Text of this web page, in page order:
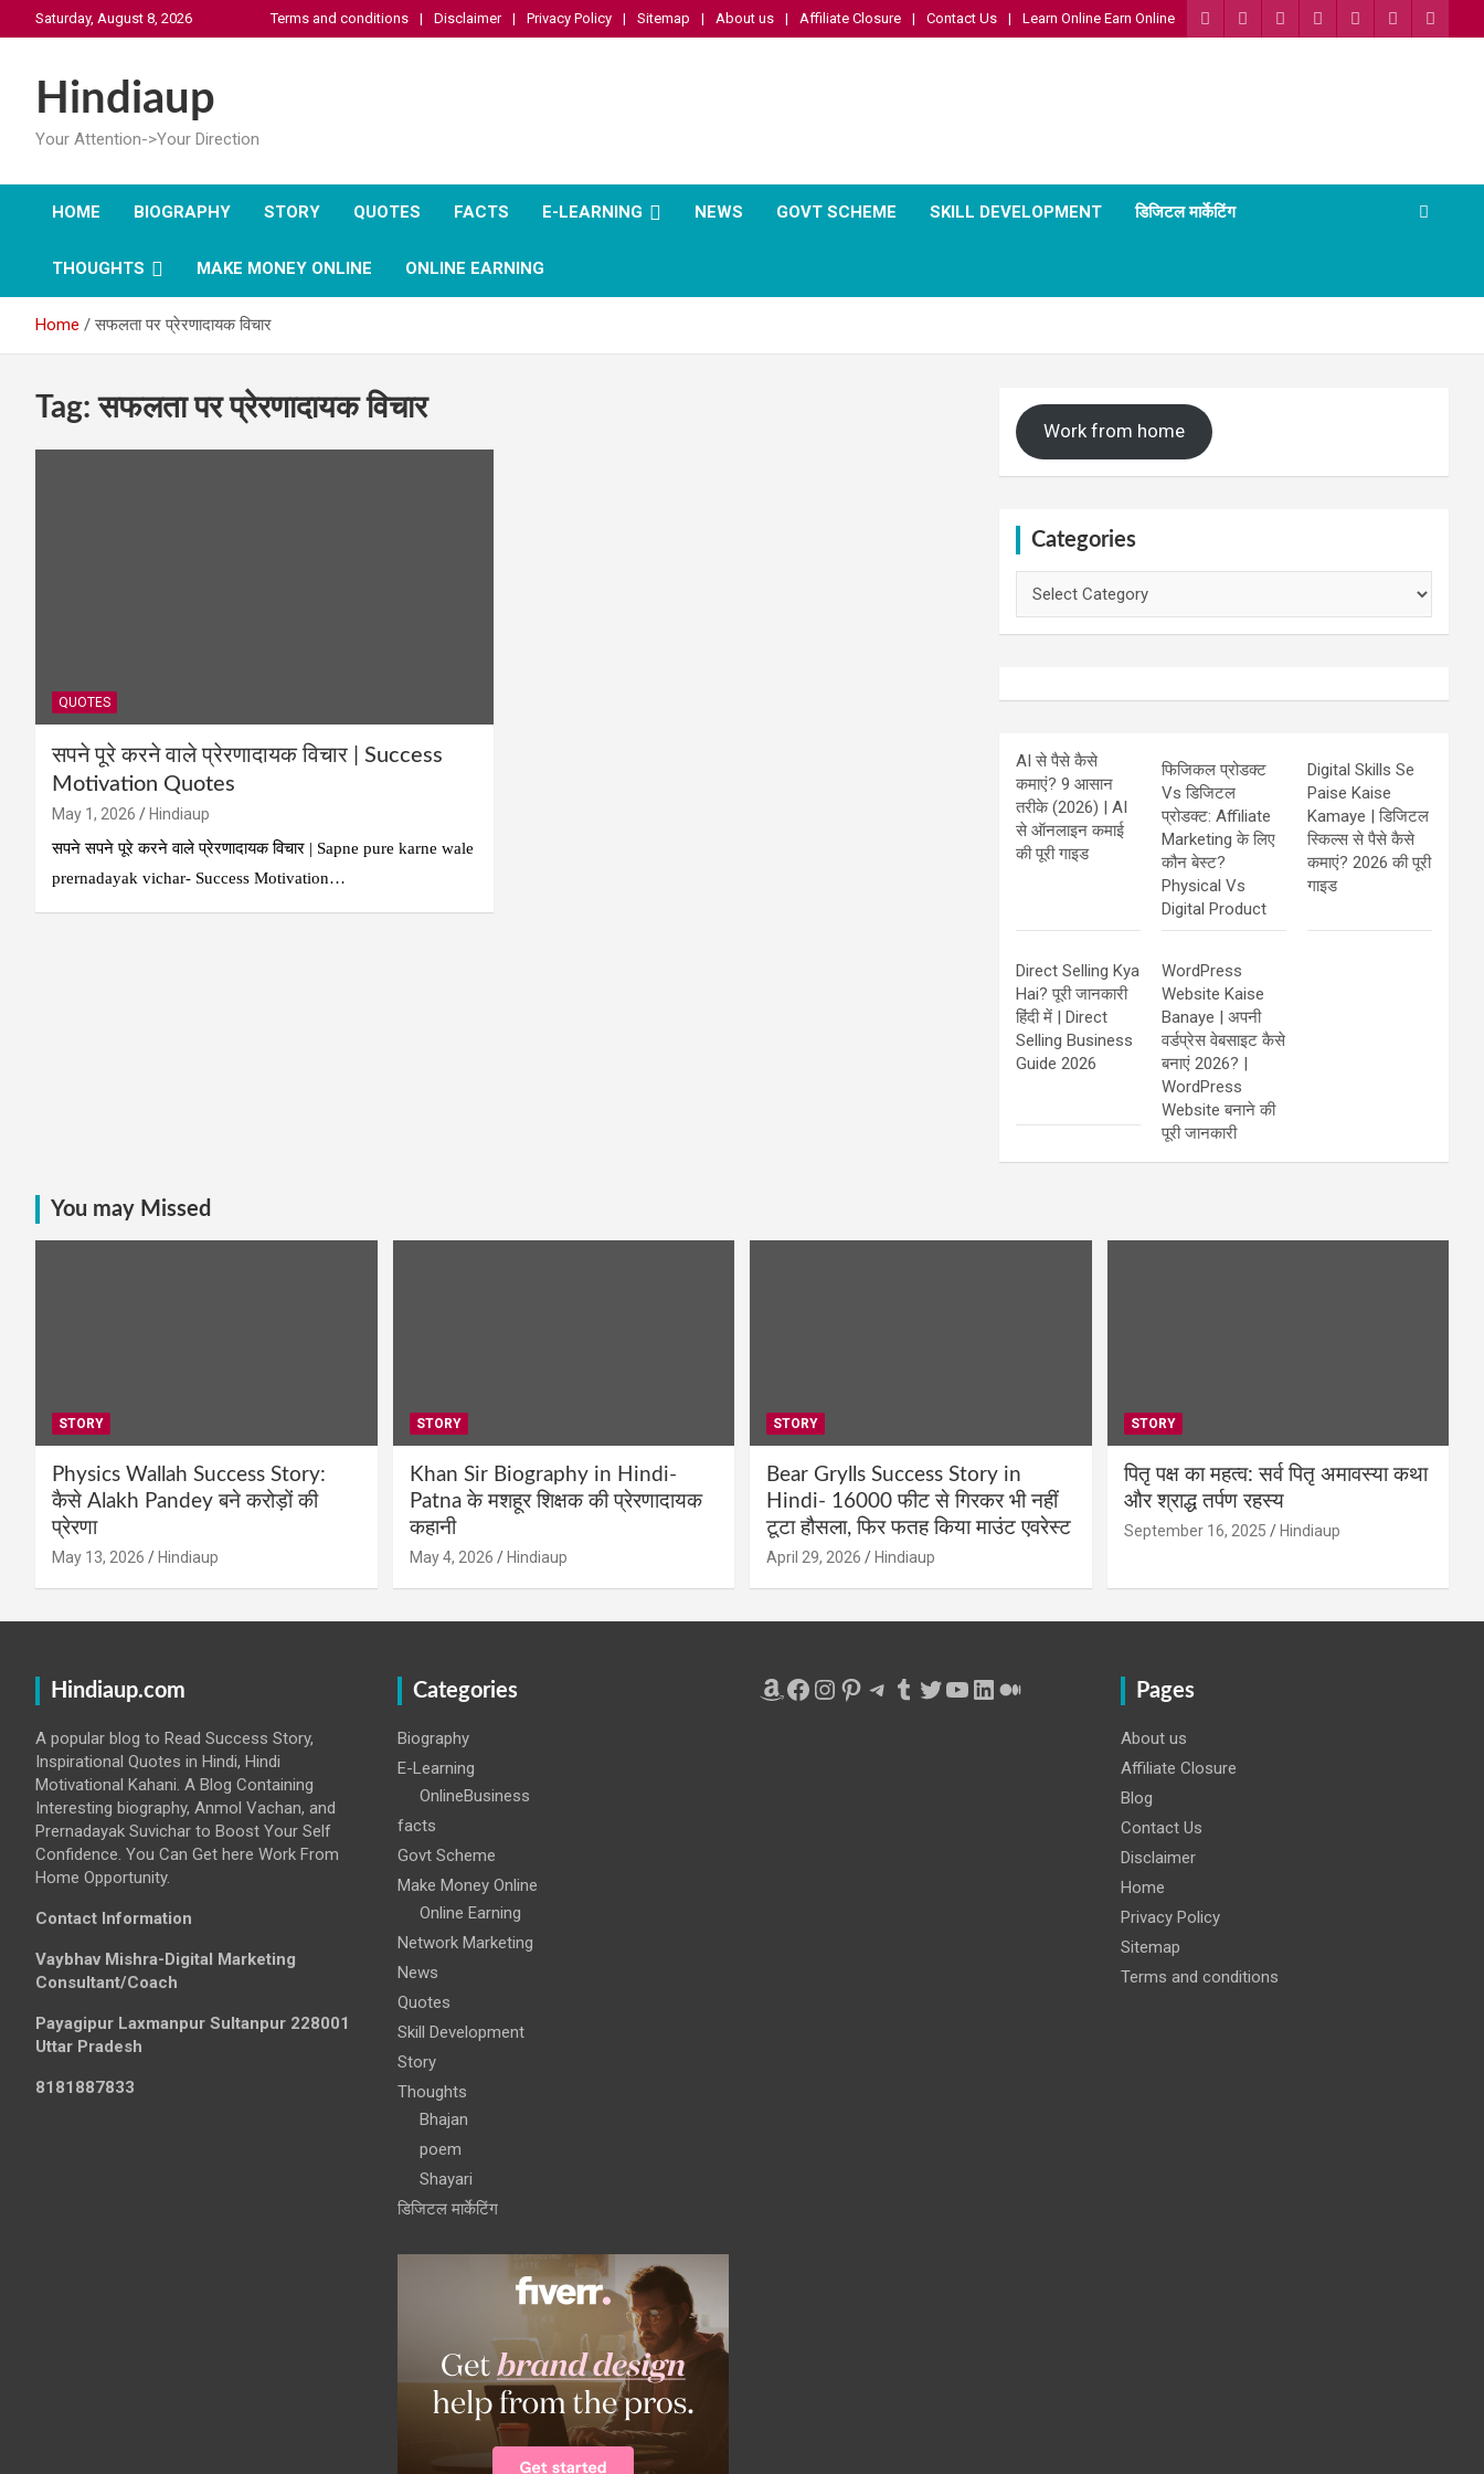
to
Saturday, August 8, 2026 Terms and conditions Disclaimer Privacy Policy Sitemap About us Affiliate Closure Contact Us Learn Online Earn Online
Hindiaup
Your Attention->Your Direction
HOME BIOGRAPHY STORY QUOTES FACTS E-LEARNING NEWS GOVT SCHEME SKILL DEVELOPMENT डिजिटल मार्केटिंग
THOUGHTS MAKE MONEY ONLINE ONLINE EARNING
Home सफलता पर प्रेरणादायक विचार
Tag:सफलता पर प्रेरणादायक विचार
QUOTES
सपने पूरे करने वाले प्रेरणादायक विचार | Success
Motivation Quotes
May 1, 2026
Hindiaup
सपने सपने पूरे करने वाले प्रेरणादायक विचार | Sapne pure karne wale
prernadayak vichar- Success Motivation…
Work from home
Categories
AI से पैसे कैसे
कमाएं? 9 आसान
तरीके (2026) | AI
से ऑनलाइन कमाई
की पूरी गाइड
फिजिकल प्रोडक्ट
Vs डिजिटल
प्रोडक्ट: Affiliate
Marketing के लिए
कौन बेस्ट?
Physical Vs
Digital Product
Digital Skills Se
Paise Kaise
Kamaye | डिजिटल
स्किल्स से पैसे कैसे
कमाएं? 2026 की पूरी
गाइड
Direct Selling Kya
Hai? पूरी जानकारी
हिंदी में | Direct
Selling Business
Guide 2026
WordPress
Website Kaise
Banaye | अपनी
वर्डप्रेस वेबसाइट कैसे
बनाएं 2026? |
WordPress
Website बनाने की
पूरी जानकारी
You may Missed
STORY
Physics Wallah Success Story:
कैसे Alakh Pandey बने करोड़ों की
प्रेरणा
May 13, 2026 Hindiaup
STORY
Khan Sir Biography in Hindi-
Patna के मशहूर शिक्षक की प्रेरणादायक
कहानी
May 4, 2026 Hindiaup
STORY
Bear Grylls Success Story in
Hindi- 16000 फीट से गिरकर भी नहीं
टूटा हौसला, फिर फतह किया माउंट एवरेस्ट
April 29, 2026 Hindiaup
STORY
पितृ पक्ष का महत्व: सर्व पितृ अमावस्या कथा
और श्राद्ध तर्पण रहस्य
September 16, 2025 Hindiaup
Hindiaup.com
A popular blog to Read Success Story,
Inspirational Quotes in Hindi, Hindi
Motivational Kahani. A Blog Containing
Interesting biography, Anmol Vachan, and
Prernadayak Suvichar to Boost Your Self
Confidence. You Can Get here Work From
Home Opportunity.
Contact Information
Vaybhav Mishra-Digital Marketing
Consultant/Coach
Payagipur Laxmanpur Sultanpur 228001
Uttar Pradesh
8181887833
Categories
Biography
E-Learning
OnlineBusiness
facts
Govt Scheme
Make Money Online
Online Earning
Network Marketing
News
Quotes
Skill Development
Story
Thoughts
Bhajan
poem
Shayari
डिजिटल मार्केटिंग
Amazon
Facebook
Instagram
Pinterest
Telegram
Tumblr
Twitter
YouTube
LinkedIn
Medium Pages
About us
Affiliate Closure
Blog
Contact Us
Disclaimer
Home
Privacy Policy
Sitemap
Terms and conditions